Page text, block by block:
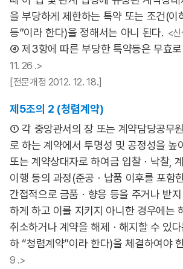
을 부당하게 제한하는 특약 또는 조건(이
등”이라 한다)을 정해서는 아니 된다. <
④ 제3항에 따른 부당한 특약등은 무효
11. 26 .>
[전문개정 2012. 12. 18.]
제5조의 2 (청렴계약)
① 각 중앙관서의 장 또는 계약담당공무
로 하는 계약에서 투명성 및 공정성을 높
또는 계약상대자로 하여금 입찰ㆍ낙찰,
이행 등의 과정(준공ㆍ납품 이후를 포함
간접적으로 금품ㆍ향응 등을 주거나 받
하게 하고 이를 지키지 아니한 경우에는
취소하거나 계약을 해제ㆍ해지할 수 있다
하 “청렴계약”이라 한다)을 체결하여야
9 .>